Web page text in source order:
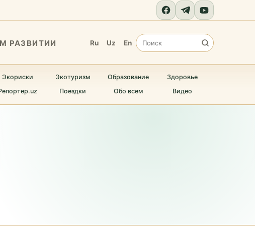
РАЗВИТИИ Ru Uz En
Экориски Экотуризм Образование
Здоровье
Поездки Обо всем Видео